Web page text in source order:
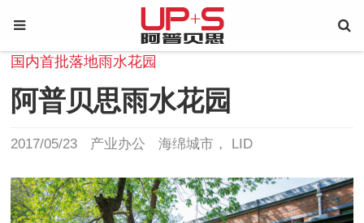
国内首批落地雨水花园
阿普贝思雨水花园
2017/05/23 产业办公 海绵城市 LID